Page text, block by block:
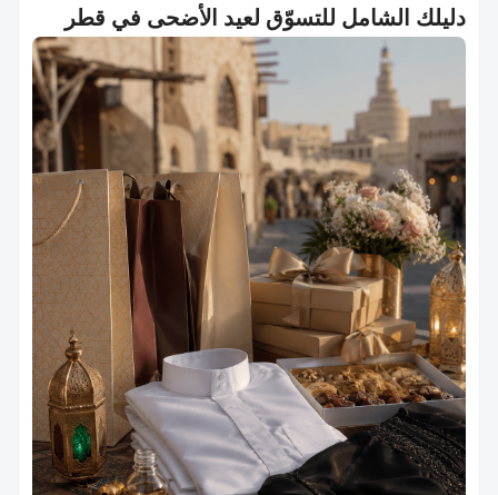
دليلك الشامل للتسوّق لعيد الأضحى في قطر